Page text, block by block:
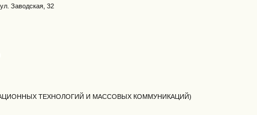
Заводская, 32
ТЕХНОЛОГИЙ И МАССОВЫХ КОММУНИКАЦИЙ)